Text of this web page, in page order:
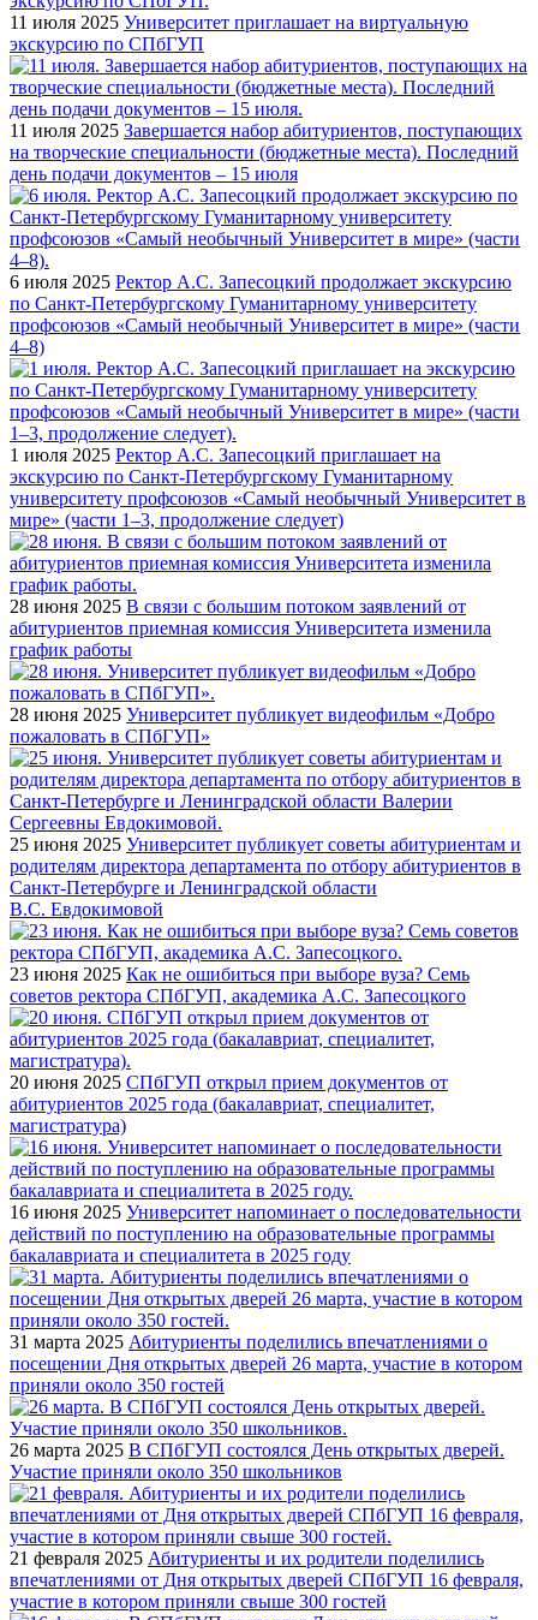
11 июля 2025 Университет приглашает на виртуальную
экскурсию по СПбГУП
11 июля 2025 Завершается набор абитуриентов, поступающих
на творческие специальности (бюджетные места). Последний
день подачи документов – 15 июля
6 июля 2025 Ректор А.С. Запесоцкий продолжает экскурсию
по Санкт-Петербургскому Гуманитарному университету
профсоюзов «Самый необычный Университет в мире» (части
4–8)
1 июля 2025 Ректор А.С. Запесоцкий приглашает на
экскурсию по Санкт-Петербургскому Гуманитарному
университету профсоюзов «Самый необычный Университет в
мире» (части 1–3, продолжение следует)
28 июня 2025 В связи с большим потоком заявлений от
абитуриентов приемная комиссия Университета изменила
график работы
28 июня 2025 Университет публикует видеофильм «Добро
пожаловать в СПбГУП»
25 июня 2025 Университет публикует советы абитуриентам и
родителям директора департамента по отбору абитуриентов в
Санкт-Петербурге и Ленинградской области
В.С. Евдокимовой
23 июня 2025 Как не ошибиться при выборе вуза? Семь
советов ректора СПбГУП, академика А.С. Запесоцкого
20 июня 2025 СПбГУП открыл прием документов от
абитуриентов 2025 года (бакалавриат, специалитет,
магистратура)
16 июня 2025 Университет напоминает о последовательности
действий по поступлению на образовательные программы
бакалавриата и специалитета в 2025 году
31 марта 2025 Абитуриенты поделились впечатлениями о
посещении Дня открытых дверей 26 марта, участие в котором
приняли около 350 гостей
26 марта 2025 В СПбГУП состоялся День открытых дверей.
Участие приняли около 350 школьников
21 февраля 2025 Абитуриенты и их родители поделились
впечатлениями от Дня открытых дверей СПбГУП 16 февраля,
участие в котором приняли свыше 300 гостей